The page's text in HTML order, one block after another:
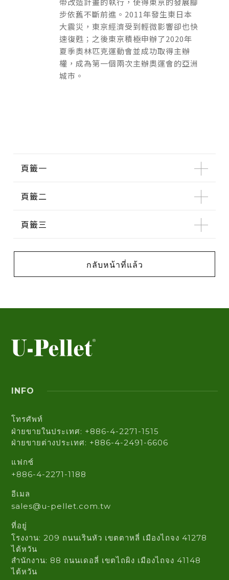
步依舊不斷前進。2011年發生東日本
大震災，東京經濟受到輕微影響卻也快
速復甦；之後東京積極申辦了2020年
夏季奧林匹克運動會並成功取得主辦
權，成為第一個兩次主辦奧運會的亞洲
城市。
頁籤一
頁籤二
頁籤三
กลับหน้าที่แล้ว
INFO
โทรศัพท์
ฝ่ายขายในประเทศ: +886-4-2271-1515
ฝ่ายขายต่างประเทศ: +886-4-2491-6606
แฟกซ์
+886-4-2271-1188
อีเมล
sales@u-pellet.com.tw
ที่อยู่
โรงงาน: 209 ถนนเรินหัว เขตตาหลี่ เมืองไถจง 41278
ไต้หวัน
สำนักงาน: 88 ถนนเดอลี่ เขตไถผิง เมืองไถจง 41148
ไต้หวัน